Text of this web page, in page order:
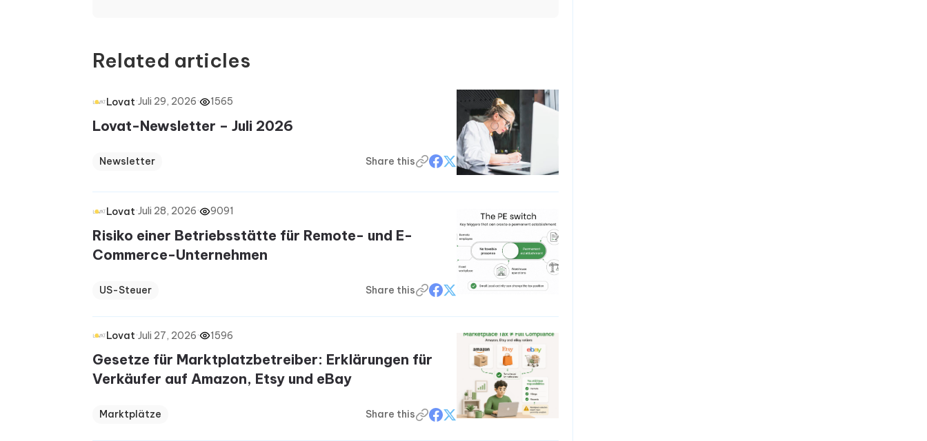
Related articles
Lovat·Juli 29, 2026· 1565
Lovat-Newsletter – Juli 2026
Newsletter Share this
Lovat·Juli 28, 2026· 9091
Risiko einer Betriebsstätte für Remote- und E-
Commerce-Unternehmen
US-Steuer Share this
Lovat·Juli 27, 2026· 1596
Gesetze für Marktplatzbetreiber: Erklärungen für
Verkäufer auf Amazon, Etsy und eBay
Marktplätze Share this